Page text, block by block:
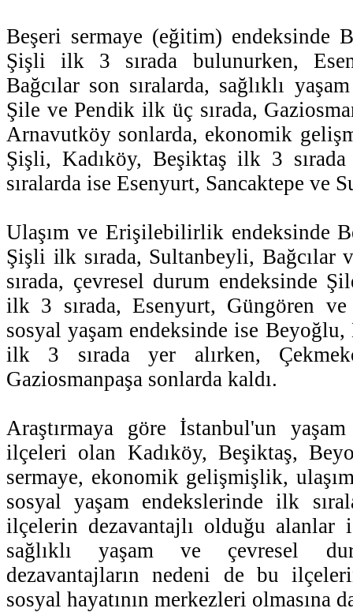
Beşeri sermaye (eğitim) endeksinde
Şişli ilk 3 sırada bulunurken,
Bağcılar son sıralarda, sağlıklı
Şile ve Pendik ilk üç sırada,
Arnavutköy sonlarda, ekonomik
Şişli, Kadıköy, Beşiktaş ilk 3
sıralarda ise Esenyurt, Sancaktepe ve
Ulaşım ve Erişilebilirlik endeksinde
Şişli ilk sırada, Sultanbeyli, Bağcılar
sırada, çevresel durum endeksinde
ilk 3 sırada, Esenyurt, Güngören ve
sosyal yaşam endeksinde ise
ilk 3 sırada yer alırken,
Gaziosmanpaşa sonlarda kaldı.
Araştırmaya göre İstanbul'un
ilçeleri olan Kadıköy, Beşiktaş,
sermaye, ekonomik gelişmişlik,
sosyal yaşam endekslerinde ilk
ilçelerin dezavantajlı olduğu alanlar
sağlıklı yaşam ve çevresel
dezavantajların nedeni de bu
sosyal hayatının merkezleri olmasına